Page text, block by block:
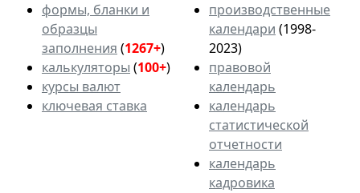
формы, бланки и
образцы
заполнения (1267+)
калькуляторы (100+)
курсы валют
ключевая ставка
производственные
календари (1998-
2023)
правовой
календарь
календарь
статистической
отчетности
календарь
кадровика